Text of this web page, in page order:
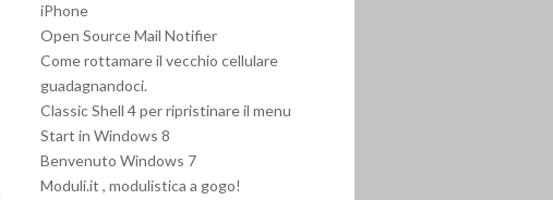
iPhone
Open Source Mail Notifier
Come rottamare il vecchio cellulare
guadagnandoci.
Classic Shell 4 per ripristinare il menu
Start in Windows 8
Benvenuto Windows 7
Moduli.it , modulistica a gogo!